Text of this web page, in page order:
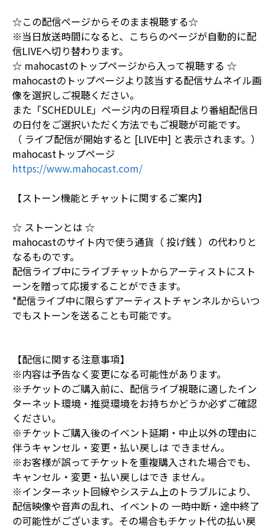
☆この配信ページからそのまま視聴する☆
※当日放送時間になると、こちらのページが自動的に配
信LIVEへ切り替わります。
☆ mahocastのトップページから入って視聴する ☆
mahocastのトップページより該当する配信サムネイル画
像を選択しご視聴ください。
また「SCHEDULE」ページ内の日程項目より番組配信日
の日付をご選択いただく方法でもご視聴が可能です。
（ ライブ配信が開始すると [LIVE中] と表示されます。）
mahocastトップページ
https://www.mahocast.com/
【ストーン機能とチャットに関するご案内】
☆ ストーンとは ☆
mahocastのサイト内で使う通貨（ 投げ銭 ）の代わりと
なるものです。
配信ライブ中にライブチャットからアーティストにスト
ーンを贈って応援することができます。
*配信ライブ中に限らずアーティストチャンネルからいつ
でもストーンを送ることも可能です。
【配信に関する注意事項】
※内容は予告なく変更になる可能性があります。
※チケットのご購入前に、配信ライブ視聴に適したイン
ターネット環境・推奨環境をお持ちかどうか必ずご確認
ください。
※チケットご購入後のイベント延期・中止以外の理由に
伴うキャンセル・変更・払い戻しは できません。
※お客様が誤ってチケットを重複購入された場合でも、
キャンセル・変更・払い戻しはでき ません。
※インターネット回線やシステム上のトラブルにより、
配信映像や音声の乱れ、イベントの 一時中断・途中終了
の可能性がございます。その場合もチケット代の払い戻